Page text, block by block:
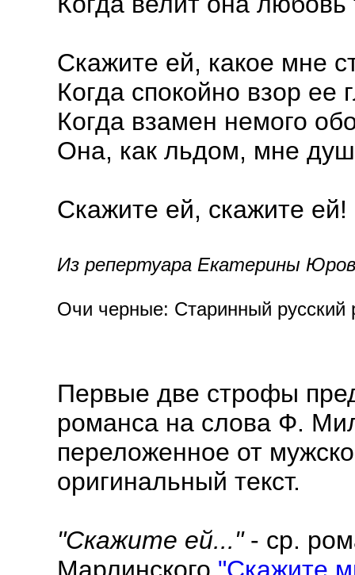
Скажите ей, какое мне
Когда спокойно взор ее
Когда взамен немого
Она, как льдом, мне
Скажите ей, скажите ей!
Из репертуара Екатерины
Очи черные: Старинный
Первые две строфы
романса на слова Ф.
переложенное от
оригинальный текст.
"Скажите ей..."- ср.